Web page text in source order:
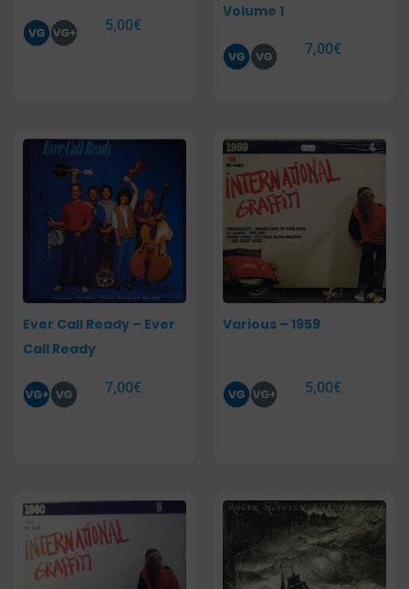
5,00€
Volume 1
7,00€
Ever Call Ready – Ever
Call Ready
7,00€
Various – 1959
5,00€